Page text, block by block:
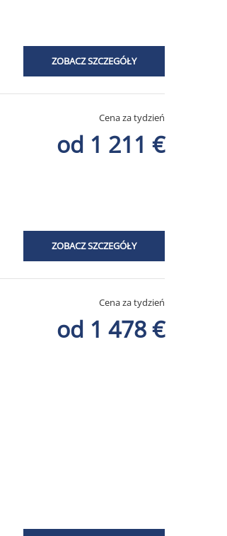
ZOBACZ SZCZEGÓŁY
Cena za tydzień
od 1 211 €
ZOBACZ SZCZEGÓŁY
Cena za tydzień
od 1 478 €